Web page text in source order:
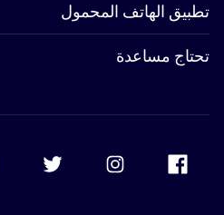
تطبيق الهاتف المحمول
تحتاج مساعدة